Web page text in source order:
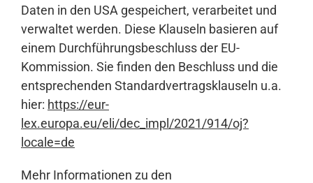
Daten in den USA gespeichert, verarbeitet und
verwaltet werden. Diese Klauseln basieren auf
einem Durchführungsbeschluss der EU-
Kommission. Sie finden den Beschluss und die
entsprechenden Standardvertragsklauseln u.a.
hier: https://eur-
lex.europa.eu/eli/dec_impl/2021/914/oj?
locale=de
Mehr Informationen zu den